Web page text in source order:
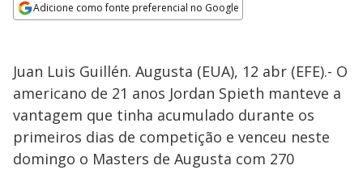
Adicione como fonte preferencial no Google
Juan Luis Guillén. Augusta (EUA), 12 abr (EFE).- O
americano de 21 anos Jordan Spieth manteve a
vantagem que tinha acumulado durante os
primeiros dias de competição e venceu neste
domingo o Masters de Augusta com 270